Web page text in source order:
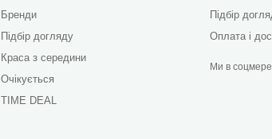
Бренди
Підбір догляду
Краса з середини
Очікується
TIME DEAL
Підбір
Оплата і
Ми в